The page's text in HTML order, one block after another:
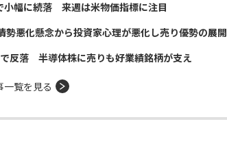
小幅に続落 来週は米物価指標に注目
悪化懸念から投資家心理が悪化し売り優勢の展開
反落 半導体株に売りも好業績銘柄が支え
一覧を見る